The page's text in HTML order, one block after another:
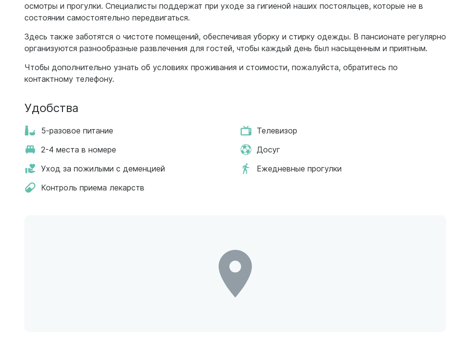
осмотры и прогулки. Специалисты поддержат при уходе за гигиеной наших постояльцев, которые не в
состоянии самостоятельно передвигаться.
Здесь также заботятся о чистоте помещений, обеспечивая уборку и стирку одежды. В пансионате регулярно
организуются разнообразные развлечения для гостей, чтобы каждый день был насыщенным и приятным.
Чтобы дополнительно узнать об условиях проживания и стоимости, пожалуйста, обратитесь по
контактному телефону.
Удобства
5-разовое питание
2-4 места в номере
Уход за пожилыми с деменцией
Контроль приема лекарств
Телевизор
Досуг
Ежедневные прогулки